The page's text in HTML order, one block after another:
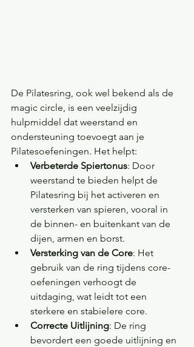
De Pilatesring, ook wel bekend als de
magic circle, is een veelzijdig
hulpmiddel dat weerstand en
ondersteuning toevoegt aan je
Pilatesoefeningen. Het helpt:
Verbeterde Spiertonus: Door
weerstand te bieden helpt de
Pilatesring bij het activeren en
versterken van spieren, vooral in
de binnen- en buitenkant van de
dijen, armen en borst.
Versterking van de Core: Het
gebruik van de ring tijdens core-
oefeningen verhoogt de
uitdaging, wat leidt tot een
sterkere en stabielere core.
Correcte Uitlijning: De ring
bevordert een goede uitlijning en